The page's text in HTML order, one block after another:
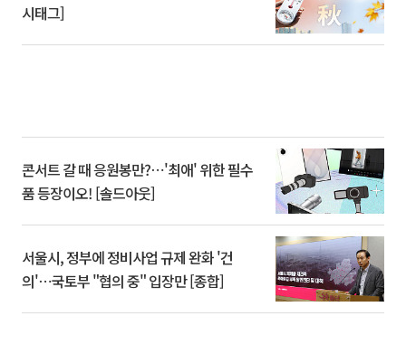
시태그]
콘서트 갈 때 응원봉만?⋯'최애' 위한 필수
품 등장이오! [솔드아웃]
서울시, 정부에 정비사업 규제 완화 '건
의'⋯국토부 "협의 중" 입장만 [종합]